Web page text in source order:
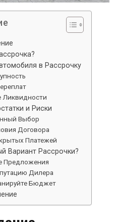
в Рассрочку
Ликвидности
и Риски
Выбор
Договора
Платежей
Вариант Рассрочки?
Предложения
Дилера
Бюджет